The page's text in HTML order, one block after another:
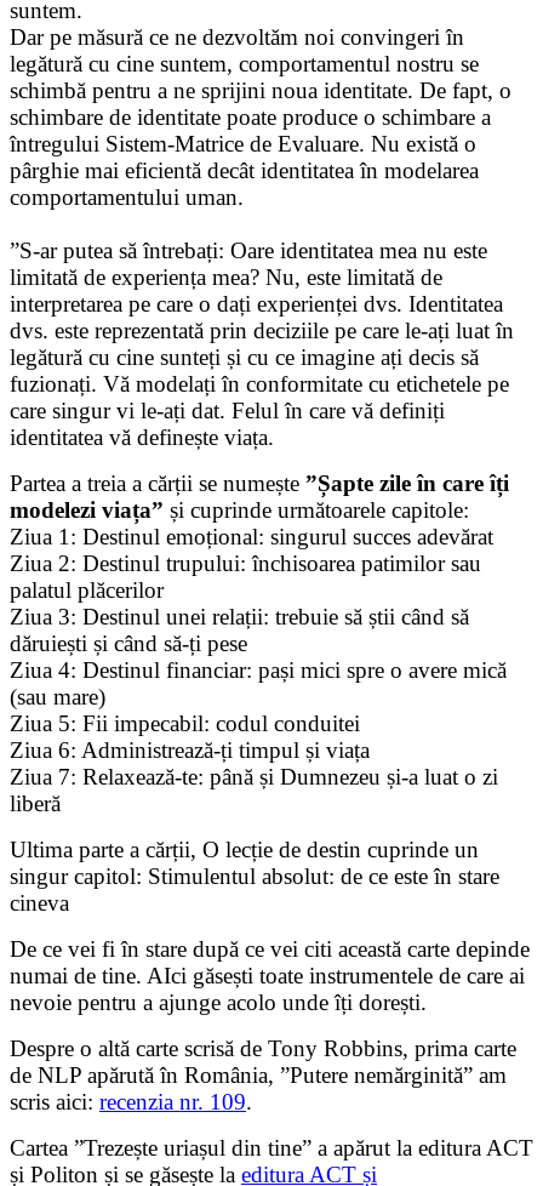
suntem.
Dar pe măsură ce ne dezvoltăm noi convingeri în
legătură cu cine suntem, comportamentul nostru se
schimbă pentru a ne sprijini noua identitate. De fapt, o
schimbare de identitate poate produce o schimbare a
întregului Sistem-Matrice de Evaluare. Nu există o
pârghie mai eficientă decât identitatea în modelarea
comportamentului uman.
”S-ar putea să întrebați: Oare identitatea mea nu este
limitată de experiența mea? Nu, este limitată de
interpretarea pe care o dați experienței dvs. Identitatea
dvs. este reprezentată prin deciziile pe care le-ați luat în
legătură cu cine sunteți și cu ce imagine ați decis să
fuzionați. Vă modelați în conformitate cu etichetele pe
care singur vi le-ați dat. Felul în care vă definiți
identitatea vă definește viața.
Partea a treia a cărții se numește ”Șapte zile în care îți
modelezi viața” și cuprinde următoarele capitole:
Ziua 1: Destinul emoțional: singurul succes adevărat
Ziua 2: Destinul trupului: închisoarea patimilor sau
palatul plăcerilor
Ziua 3: Destinul unei relații: trebuie să știi când să
dăruiești și când să-ți pese
Ziua 4: Destinul financiar: pași mici spre o avere mică
(sau mare)
Ziua 5: Fii impecabil: codul conduitei
Ziua 6: Administrează-ți timpul și viața
Ziua 7: Relaxează-te: până și Dumnezeu și-a luat o zi
liberă
Ultima parte a cărții, O lecție de destin cuprinde un
singur capitol: Stimulentul absolut: de ce este în stare
cineva
De ce vei fi în stare după ce vei citi această carte depinde
numai de tine. AIci găsești toate instrumentele de care ai
nevoie pentru a ajunge acolo unde îți dorești.
Despre o altă carte scrisă de Tony Robbins, prima carte
de NLP apărută în România, ”Putere nemărginită” am
scris aici: recenzia nr. 109.
Cartea ”Trezește uriașul din tine” a apărut la editura ACT
și Politon și se găsește la editura ACT și